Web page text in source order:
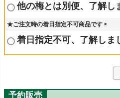
他の梅とは別便、了解し
★ご注文時の着日指定不可商品です
必
須
着日指定不可、了解しま
予約販売